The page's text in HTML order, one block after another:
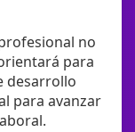
no
para
desarrollo
para avanzar